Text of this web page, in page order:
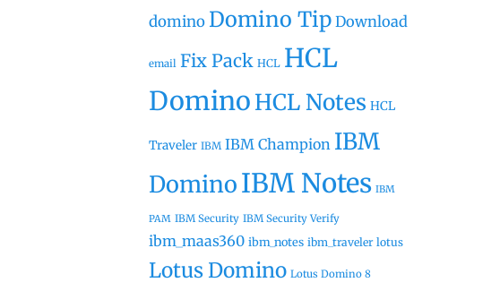
domino Domino Tip Download
email Fix Pack HCL HCL
DominoHCL Notes HCL
Traveler IBM IBM Champion IBM
DominoIBM Notes IBM
PAM IBM Security IBM Security Verify
ibm_maas360 ibm_notes ibm_traveler lotus
Lotus Domino Lotus Domino 8